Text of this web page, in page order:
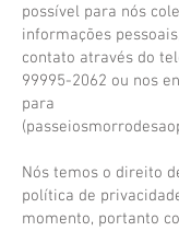
possível para nós
informações
contato através do
99995-2062 ou nos
para
(
Nós temos o direito
política de
momento, portanto